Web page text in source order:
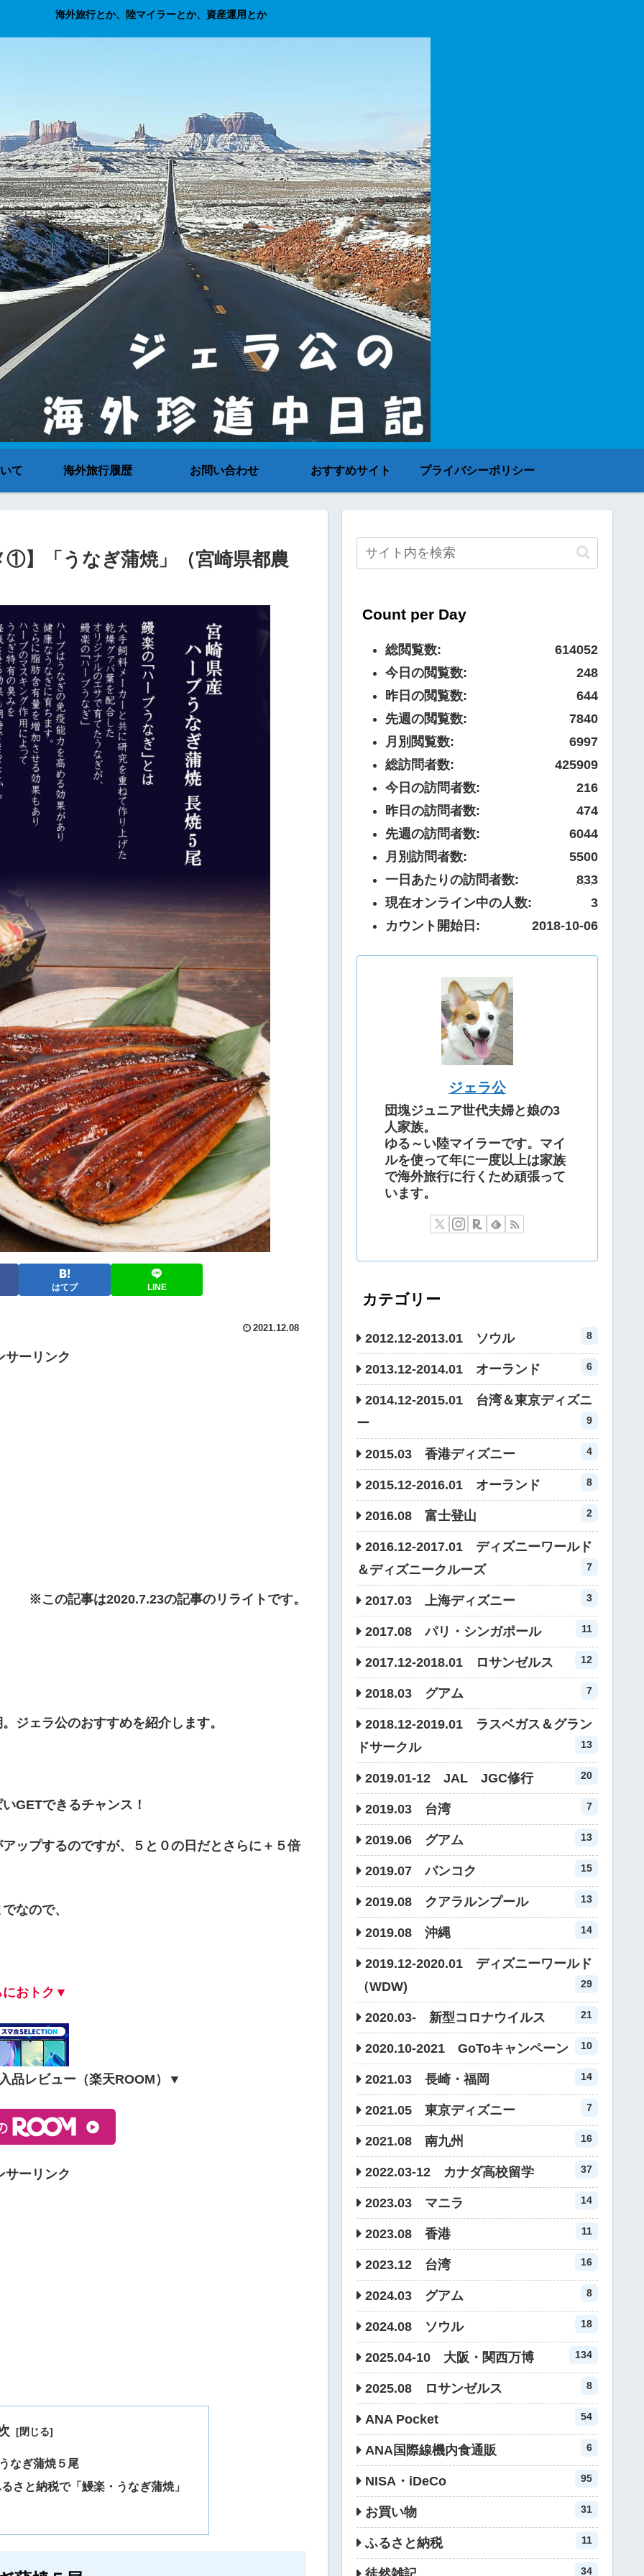
海外旅行とか、陸マイラーとか、資産運用とか
て 海外旅行履歴 お問い合わせ おすすめサイト プライバシーポリシー
】「うなぎ蒲焼」（宮崎県都農
はてブ LINE
2021.12.08
サーリンク
※この記事は2020.7.23の記事のリライトです。
ジェラ公のおすすめを紹介します。
GETできるチャンス！
ップするのですが、５と０の日だとさらに＋５倍
なので、
におトク▼
品レビュー（楽天ROOM）▼
サーリンク
なぎ蒲焼５尾
さと納税で「鰻楽・うなぎ蒲焼」
Count per Day
614052
総閲覧数:
248
今日の閲覧数:
644
昨日の閲覧数:
7840
先週の閲覧数:
6997
月別閲覧数:
425909
総訪問者数:
216
今日の訪問者数:
474
昨日の訪問者数:
6044
先週の訪問者数:
5500
月別訪問者数:
833
一日あたりの訪問者数:
3
現在オンライン中の人数:
2018-10-06
カウント開始日:
ジェラ公
団塊ジュニア世代夫婦と娘の3
人家族。
ゆる～い陸マイラーです。マイ
ルを使って年に一度以上は家族
で海外旅行に行くため頑張って
います。
カテゴリー
2012.12-2013.01 ソウル 8
2013.12-2014.01 オーランド 6
2014.12-2015.01 台湾＆東京ディズニ
ー
9
2015.03 香港ディズニー 4
2015.12-2016.01 オーランド 8
2016.08 富士登山 2
2016.12-2017.01 ディズニーワールド
＆ディズニークルーズ
7
2017.03 上海ディズニー 3
2017.08 パリ・シンガポール 11
2017.12-2018.01 ロサンゼルス 12
2018.03 グアム 7
2018.12-2019.01 ラスベガス＆グラン
ドサークル
13
2019.01-12 JAL JGC修行 20
2019.03 台湾 7
2019.06 グアム 13
2019.07 バンコク 15
2019.08 クアラルンプール 13
2019.08 沖縄 14
2019.12-2020.01 ディズニーワールド
（WDW)
29
2020.03- 新型コロナウイルス 21
2020.10-2021 GoToキャンペーン 10
2021.03 長崎・福岡 14
2021.05 東京ディズニー 7
2021.08 南九州 16
2022.03-12 カナダ高校留学 37
2023.03 マニラ 14
2023.08 香港 11
2023.12 台湾 16
2024.03 グアム 8
2024.08 ソウル 18
2025.04-10 大阪・関西万博 134
2025.08 ロサンゼルス 8
ANA Pocket 54
ANA国際線機内食通販 6
NISA・iDeCo 95
お買い物 31
ふるさと納税 11
34